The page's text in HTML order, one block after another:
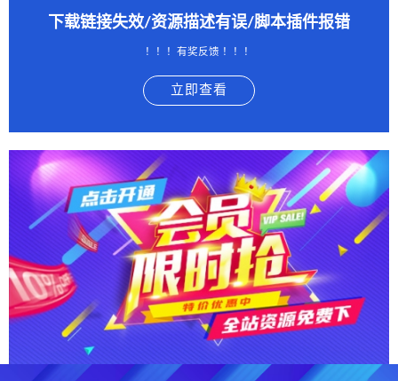
下载链接失效/资源描述有误/脚本插件报错
！！！有奖反馈 ！！！
立即查看